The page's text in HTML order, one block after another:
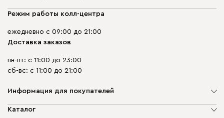
Режим работы колл-центра
ежедневно с 09:00 до 21:00
Доставка заказов
пн-пт: с 11:00 до 23:00
сб-вс: с 11:00 до 21:00
Информация для покупателей
О компании
Каталог